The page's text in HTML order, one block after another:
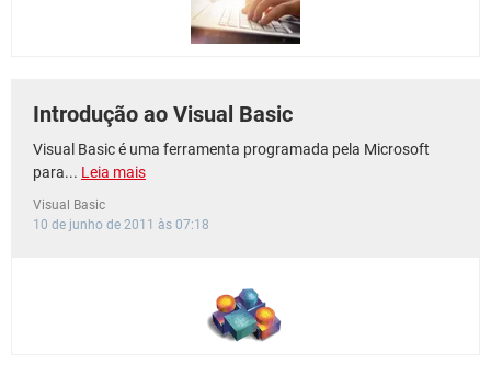
Introdução ao Visual Basic
Visual Basic é uma ferramenta programada pela Microsoft
para... Leia mais
Visual Basic
10 de junho de 2011 às 07:18